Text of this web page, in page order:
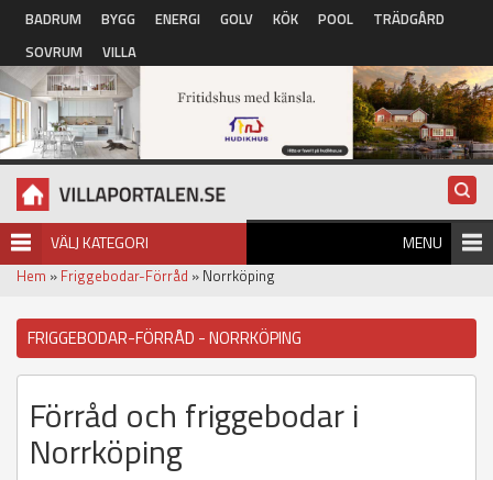
Hoppa till huvudinnehåll
BADRUM BYGG ENERGI GOLV KÖK POOL
TRÄDGÅRD
SOVRUM
VILLA
VÄLJ KATEGORI MENU
Hem » Friggebodar-Förråd » Norrköping
FRIGGEBODAR-FÖRRÅD - NORRKÖPING
Förråd och friggebodar i
Norrköping